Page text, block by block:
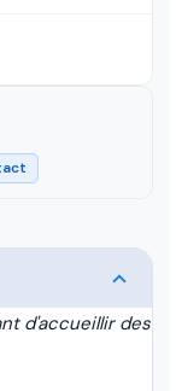
d'accueillir des